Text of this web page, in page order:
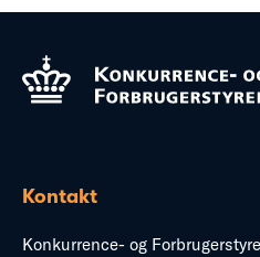
Kontakt
Konkurrence- og